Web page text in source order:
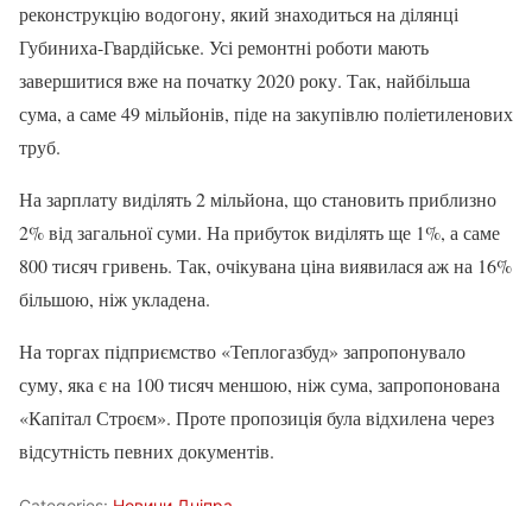
реконструкцію водогону, який знаходиться на ділянці
Губиниха-Гвардійське. Усі ремонтні роботи мають
завершитися вже на початку 2020 року. Так, найбільша
сума, а саме 49 мільйонів, піде на закупівлю поліетиленових
труб.
На зарплату виділять 2 мільйона, що становить приблизно
2% від загальної суми. На прибуток виділять ще 1%, а саме
800 тисяч гривень. Так, очікувана ціна виявилася аж на 16%
більшою, ніж укладена.
На торгах підприємство «Теплогазбуд» запропонувало
суму, яка є на 100 тисяч меншою, ніж сума, запропонована
«Капітал Строєм». Проте пропозиція була відхилена через
відсутність певних документів.